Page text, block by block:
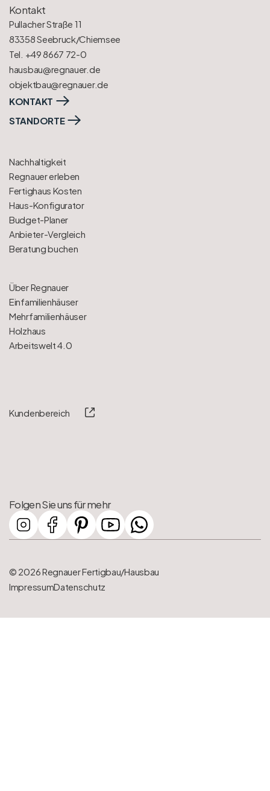
Kontakt
Pullacher Straße 11
83358 Seebruck/Chiemsee
Tel. +49 8667 72-0
hausbau@regnauer.de
objektbau@regnauer.de
KONTAKT
STANDORTE
Nachhaltigkeit
Regnauer erleben
Fertighaus Kosten
Haus-Konfigurator
Budget-Planer
Anbieter-Vergleich
Beratung buchen
Über Regnauer
Einfamilienhäuser
Mehrfamilienhäuser
Holzhaus
Arbeitswelt 4.0
Kundenbereich
Folgen Sie uns für mehr
© 2026 Regnauer Fertigbau/Hausbau
ImpressumDatenschutz